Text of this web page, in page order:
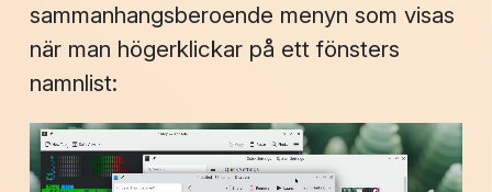
sammanhangsberoende menyn som visas
när man högerklickar på ett fönsters
namnlist: